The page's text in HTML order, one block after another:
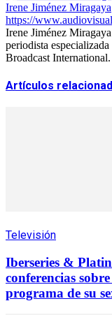
Irene Jiménez Miragaya
https://
Irene Jiménez
periodista
Broadcast International.
Artículos
Televisión
Iberseries &
conferencias
programa de su